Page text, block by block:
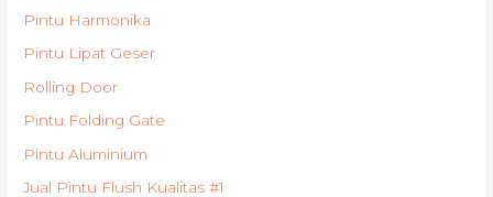
Pintu Harmonika
Pintu Lipat Geser
Rolling Door
Pintu Folding Gate
Pintu Aluminium
Jual Pintu Flush Kualitas #1